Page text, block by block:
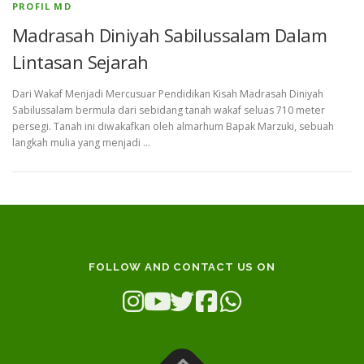
PROFIL MD
Madrasah Diniyah Sabilussalam Dalam
Lintasan Sejarah
Dari Wakaf Menjadi Mercusuar Pendidikan Kisah Madrasah Diniyah
Sabilussalam bermula dari sebidang tanah wakaf seluas 710 meter
persegi. Tanah ini diwakafkan oleh almarhum Bapak Marzuki, sebuah
langkah mulia yang menjadi …
FOLLOW AND CONTACT US ON